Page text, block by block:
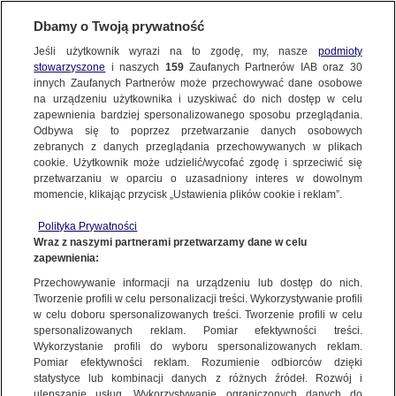
BIURO REKLAMY TVN MEDIA
WYBIERZ STACJĘ
TVN
TVN 7
TTV
METRO
TVN24
TVN24 BIS
EUROSPORT 1
EUROSPORT 2
Discovery
Discovery Historia
Discovery Science
Animal Planet HD
TVN Style
Travel Channel
TLC
HGTV
FOOD NETWORK
TVN Fabuła
Disney Channel to kanał oferujący bogatą i zróżnicowaną
ofertę programową, stworzoną z myślą o dzieciach i całych
rodzinach. W ramówce znajdują się popularne animacje, seriale
aktorskie oraz oryginalne produkcje pełnometrażowe, które
WIĘCEJ INFORMACJI O KANALE
PARAMETRY MEDIOWE PROFIL WIDZA
Dbamy o Twoją prywatność
Jeśli użytkownik wyrazi na to zgodę, my, nasze podmioty
stowarzyszone i naszych 159Zaufanych Partnerów IAB oraz 30
innych Zaufanych Partnerów może przechowywać dane osobowe
na urządzeniu użytkownika i uzyskiwać do nich dostęp w celu
zapewnienia bardziej spersonalizowanego sposobu przeglądania.
Odbywa się to poprzez przetwarzanie danych osobowych
zebranych z danych przeglądania przechowywanych w plikach
cookie. Użytkownik może udzielić/wycofać zgodę i sprzeciwić się
przetwarzaniu w oparciu o uzasadniony interes w dowolnym
momencie, klikając przycisk „Ustawienia plików cookie i reklam”.
Polityka Prywatności
Wraz z naszymi partnerami przetwarzamy dane w celu
zapewnienia:
Przechowywanie informacji na urządzeniu lub dostęp do nich.
Tworzenie profili w celu personalizacji treści. Wykorzystywanie profili
w celu doboru spersonalizowanych treści. Tworzenie profili w celu
spersonalizowanych reklam. Pomiar efektywności treści.
Wykorzystanie profili do wyboru spersonalizowanych reklam.
Pomiar efektywności reklam. Rozumienie odbiorców dzięki
statystyce lub kombinacji danych z różnych źródeł. Rozwój i